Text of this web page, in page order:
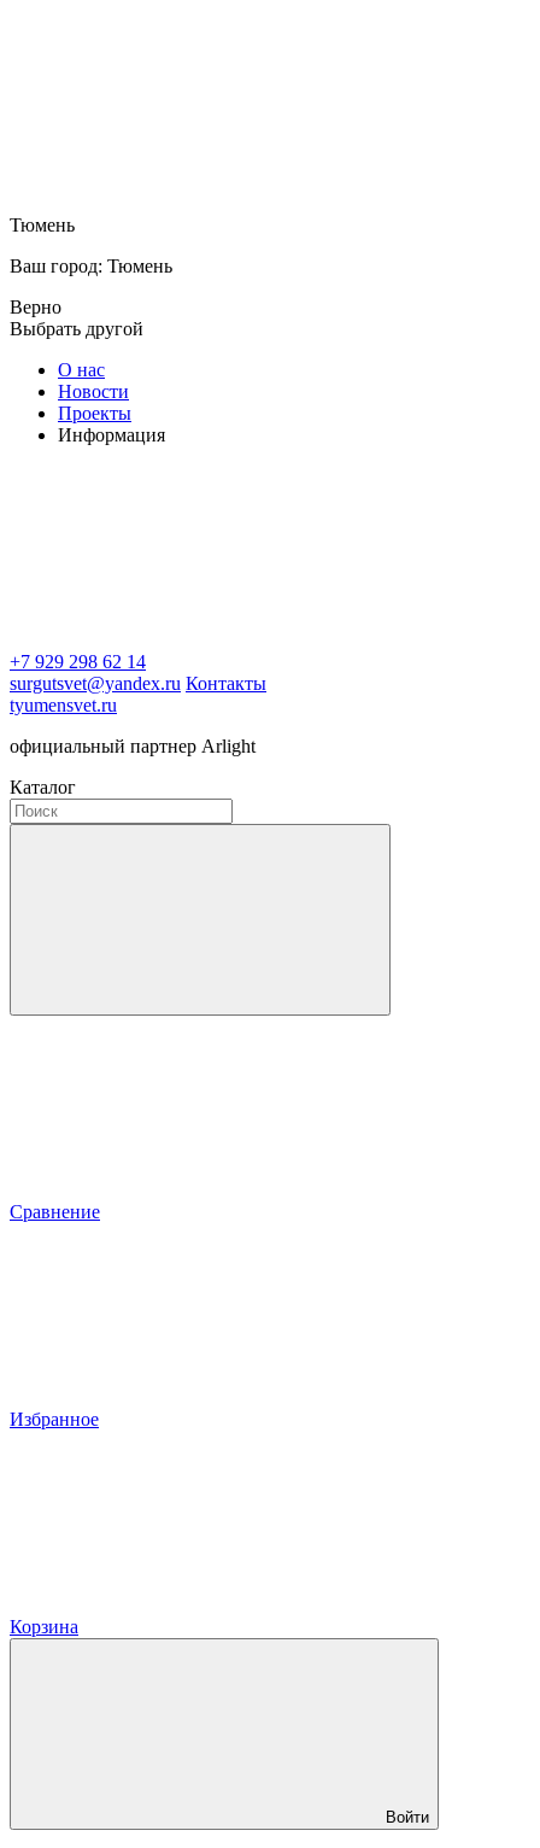
Тюмень
Ваш город: Тюмень
Верно
Выбрать другой
О нас
Новости
Проекты
Информация
+7 929 298 62 14
surgutsvet@yandex.ru Контакты
tyumensvet.ru
официальный партнер Arlight
Каталог
Сравнение
Избранное
Корзина
Войти